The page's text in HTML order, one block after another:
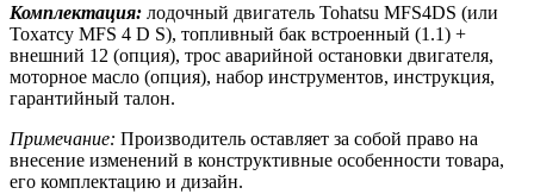
Комплектация: лодочный двигатель Tohatsu MFS4DS (или
Тохатсу MFS 4 D S), топливный бак встроенный (1.1) +
внешний 12 (опция), трос аварийной остановки двигателя,
моторное масло (опция), набор инструментов, инструкция,
гарантийный талон.
Примечание: Производитель оставляет за собой право на
внесение изменений в конструктивные особенности товара,
его комплектацию и дизайн.